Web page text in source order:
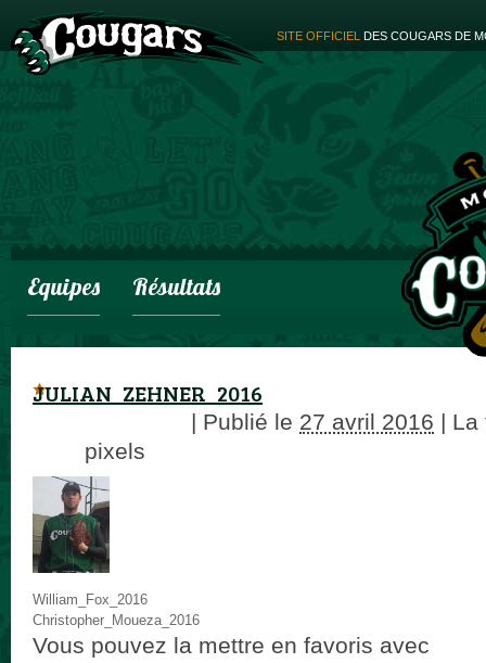
SITE OFFICIEL DES COUGARS DE
Equipes Résultats
JULIAN_ZEHNER_2016
| Publié le 27 avril 2016 | La
pixels
William_Fox_2016
Christopher_Moueza_2016
Vous pouvez la mettre en favoris avec